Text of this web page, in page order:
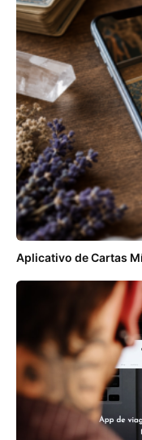
Aplicativo de Cartas